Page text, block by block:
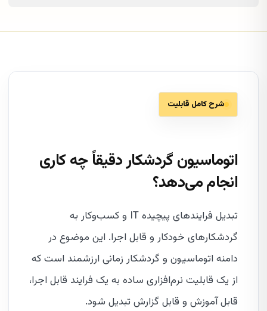
شرح کامل قابلیت
اتوماسیون گردشکار دقیقاً چه کاری
انجام می‌دهد؟
تبدیل فرایندهای پیچیده IT و کسب‌وکار به
گردشکارهای خودکار و قابل اجرا. این موضوع در
دامنه اتوماسیون و گردشکار زمانی ارزشمند است که
از یک قابلیت نرم‌افزاری ساده به یک فرایند قابل اجرا،
قابل آموزش و قابل گزارش تبدیل شود.